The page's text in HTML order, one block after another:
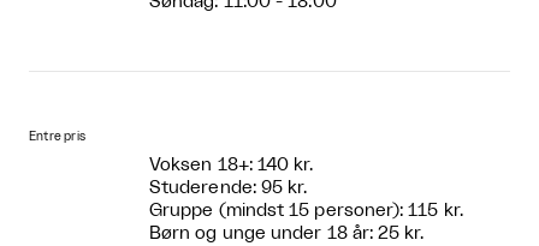
Entre pris
Voksen 18+: 140 kr.
Studerende: 95 kr.
Gruppe (mindst 15 personer): 115 kr.
Børn og unge under 18 år: 25 kr.